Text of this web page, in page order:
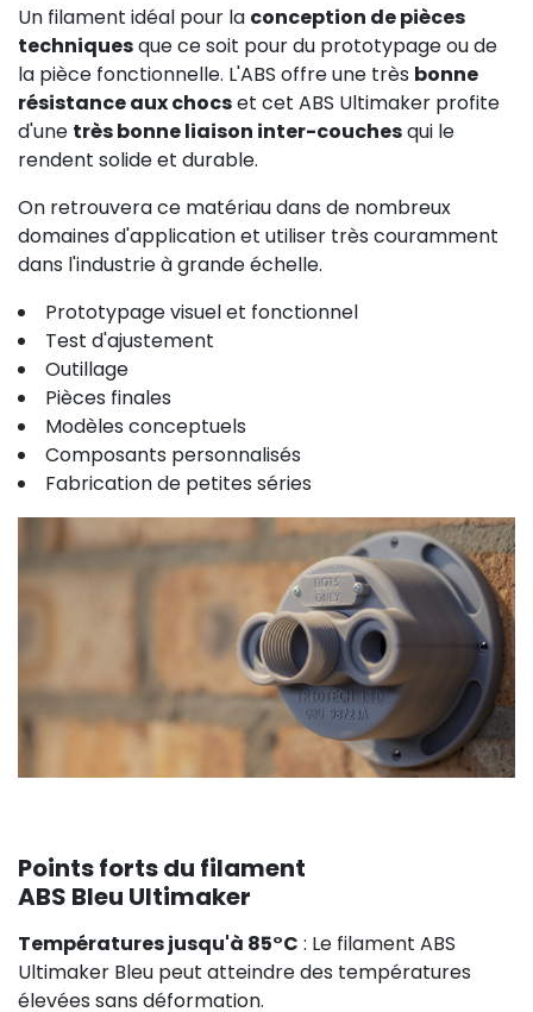
Un filament idéal pour la conception de pièces
techniquesque ce soit pour du prototypage ou de
la pièce fonctionnelle. L'ABS offre une très bonne
résistance aux chocset cet ABS Ultimaker profite
d'une très bonne liaison inter-couchesqui le
rendent solide et durable.
On retrouvera ce matériau dans de nombreux
domaines d'application et utiliser très couramment
dans l'industrie à grande échelle.
Prototypage visuel et fonctionnel
Test d'ajustement
Outillage
Pièces finales
Modèles conceptuels
Composants personnalisés
Fabrication de petites séries
Points forts du filament
ABS Bleu Ultimaker
Températures jusqu'à 85°C : Le filament ABS
Ultimaker Bleu peut atteindre des températures
élevées sans déformation.